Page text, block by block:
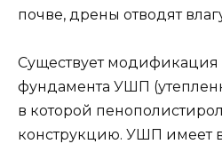
почве, дрены отводят
Существует модификация
фундамента УШП
в которой
конструкцию. УШП имеет